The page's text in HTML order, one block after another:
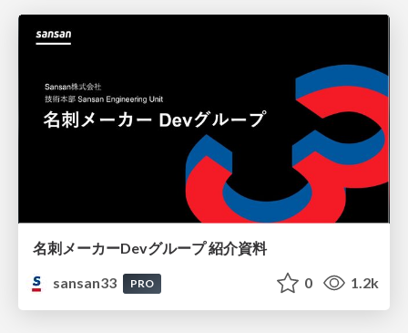
名刺メーカーDevグループ 紹介資料
sansan33
PRO 0 1.2k